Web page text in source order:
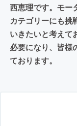
西恵理です。モー
カテゴリーにも挑
いきたいと考えて
必要になり、皆様
ております。